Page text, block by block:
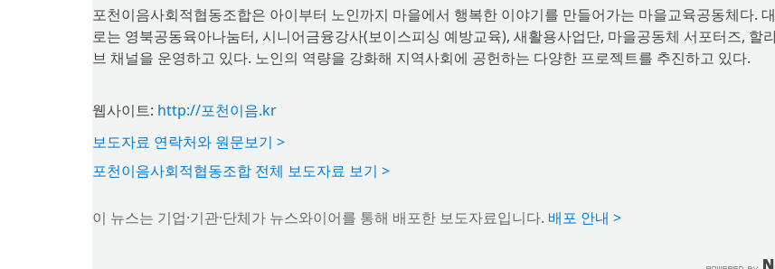
포천이음사회적협동조합은 아이부터 노인까지 마을에서 행복한 이야기를 만들어가는 마을교육공동체다.
로는 영북공동육아나눔터, 시니어금융강사(보이스피싱 예방교육), 새활용사업단, 마을공동체 서포터즈, 할
브 채널을 운영하고 있다. 노인의 역량을 강화해 지역사회에 공헌하는 다양한 프로젝트를 추진하고 있다.
웹사이트: http://포천이음.kr
보도자료 연락처와 원문보기 >
포천이음사회적협동조합 전체 보도자료 보기 >
이 뉴스는 기업·기관·단체가 뉴스와이어를 통해 배포한 보도자료입니다. 배포 안내 >